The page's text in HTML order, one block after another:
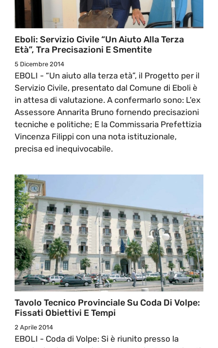
Eboli: Servizio Civile “Un Aiuto Alla Terza
Età”, Tra Precisazioni E Smentite
5 Dicembre 2014
EBOLI - “Un aiuto alla terza età”, il Progetto per il
Servizio Civile, presentato dal Comune di Eboli è
in attesa di valutazione. A confermarlo sono: L'ex
Assessore Annarita Bruno fornendo precisazioni
tecniche e politiche; E la Commissaria Prefettizia
Vincenza Filippi con una nota istituzionale,
precisa ed inequivocabile.
Tavolo Tecnico Provinciale Su Coda Di Volpe:
Fissati Obiettivi E Tempi
2 Aprile 2014
EBOLI - Coda di Volpe: Si è riunito presso la